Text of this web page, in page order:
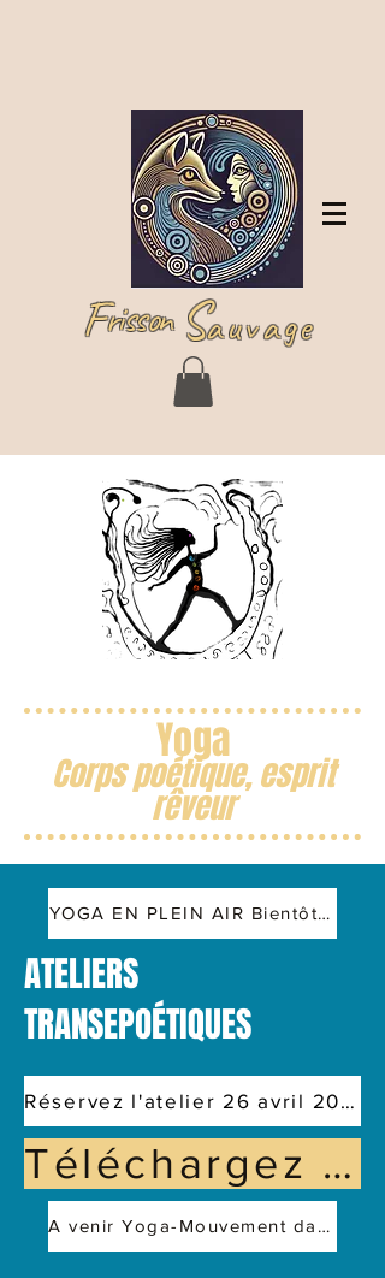
Frisson auvage
Se connecter
S
Yoga
Corps poétique, esprit
rêveur
YOGA EN PLEIN AIR Bientôt les
ATELIERS
TRANSEPOÉTIQUES
Réservez l'atelier 26 avril 2026 Yoga- Danse libre - Tambour ENERGIE VITALE
Téléchargez la brochure de présentation
A venir Yoga-Mouvement dansé-Tambour-ANCRAGE